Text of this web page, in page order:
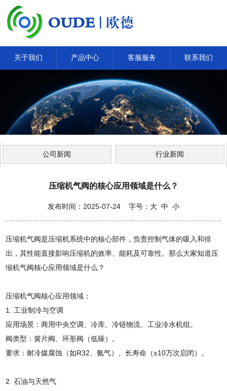
关于我们 产品中心 客服服务 联系我们
公司新闻 行业新闻
压缩机气阀的核心应用领域是什么？
发布时间：2025-07-24 字号： 大 中 小
压缩机气阀是压缩机系统中的核心部件，负责控制气体的吸入和排
出，其性能直接影响压缩机的效率、能耗及可靠性。那么大家知道压
缩机气阀核心应用领域是什么？
压缩机气阀核心应用领域：
1. 工业制冷与空调
应用场景：商用中央空调、冷库、冷链物流、工业冷水机组。
阀类型：簧片阀、环形阀（低噪）。
要求：耐冷媒腐蚀（如R32、氨气）、长寿命（≥10万次启闭）。
2. 石油与天然气